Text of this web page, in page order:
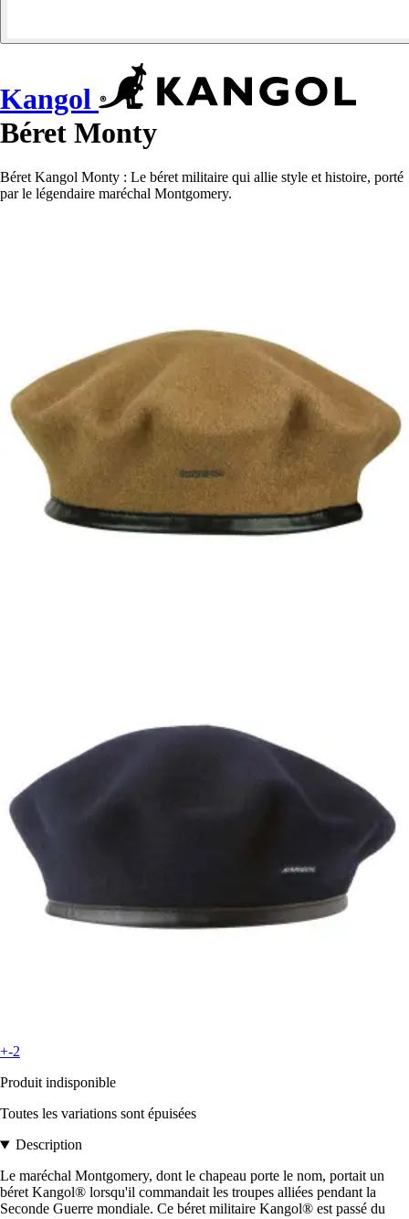
Kangol
Béret Monty
Béret Kangol Monty : Le béret militaire qui allie style et histoire, porté
par le légendaire maréchal Montgomery.
+-2
Produit indisponible
Toutes les variations sont épuisées
Description
Le maréchal Montgomery, dont le chapeau porte le nom, portait un
béret Kangol® lorsqu'il commandait les troupes alliées pendant la
Seconde Guerre mondiale. Ce béret militaire Kangol® est passé du